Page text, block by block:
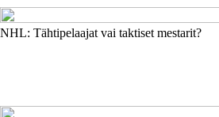
NHL: Tähtipelaajat vai taktiset mestarit?